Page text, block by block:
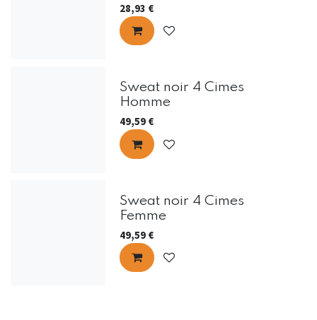
28,93 €
Sweat noir 4 Cimes
Homme
49,59 €
Sweat noir 4 Cimes
Femme
49,59 €